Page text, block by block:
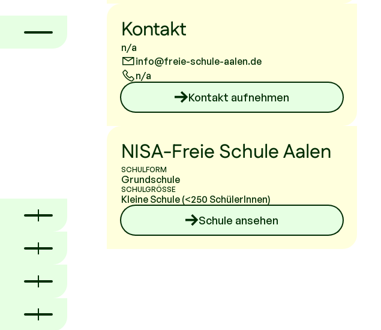
Kontakt
n/a
info@freie-schule-aalen.de
n/a
Kontakt aufnehmen
NISA-Freie Schule Aalen
SCHULFORM
Grundschule
SCHULGRÖSSE
Kleine Schule (<250 SchülerInnen)
Schule ansehen